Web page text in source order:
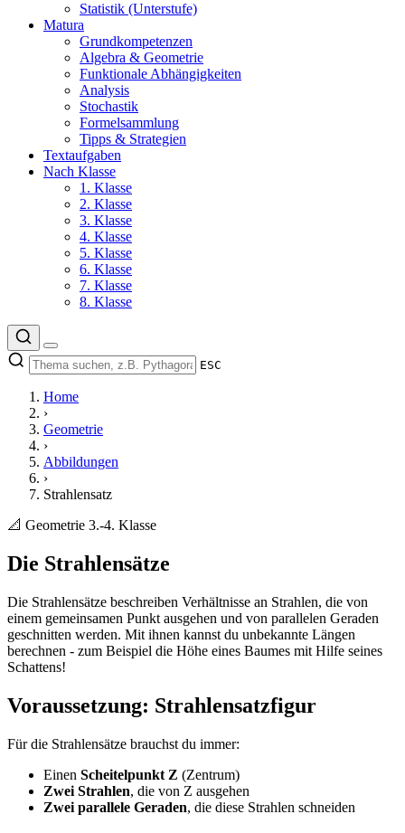
Statistik (Unterstufe)
Matura
Grundkompetenzen
Algebra & Geometrie
Funktionale Abhängigkeiten
Analysis
Stochastik
Formelsammlung
Tipps & Strategien
Textaufgaben
Nach Klasse
1. Klasse
2. Klasse
3. Klasse
4. Klasse
5. Klasse
6. Klasse
7. Klasse
8. Klasse
ESC
Home
›
Geometrie
›
Abbildungen
›
Strahlensatz
📐 Geometrie 3.-4. Klasse
Die Strahlensätze
Die Strahlensätze beschreiben Verhältnisse an Strahlen, die von
einem gemeinsamen Punkt ausgehen und von parallelen Geraden
geschnitten werden. Mit ihnen kannst du unbekannte Längen
berechnen - zum Beispiel die Höhe eines Baumes mit Hilfe seines
Schattens!
Voraussetzung: Strahlensatzfigur
Für die Strahlensätze brauchst du immer:
Einen Scheitelpunkt Z (Zentrum)
Zwei Strahlen, die von Z ausgehen
Zwei parallele Geraden, die diese Strahlen schneiden